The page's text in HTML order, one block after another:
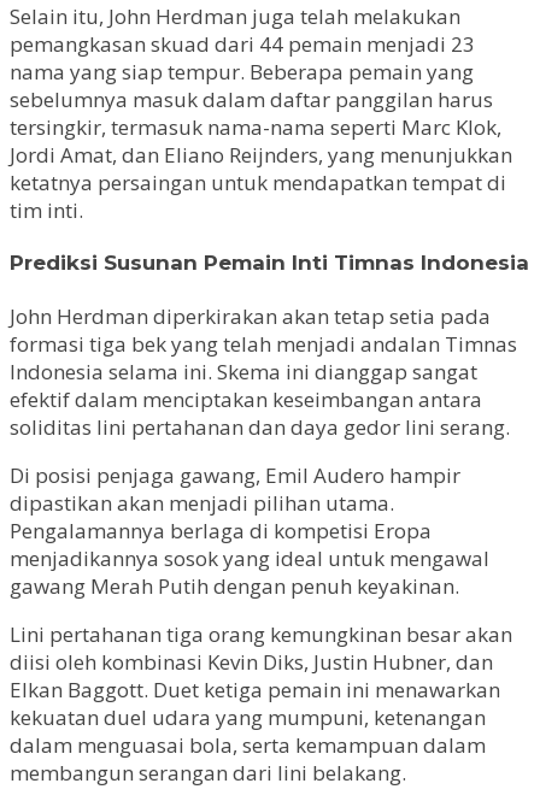
Selain itu, John Herdman juga telah melakukan
pemangkasan skuad dari 44 pemain menjadi 23
nama yang siap tempur. Beberapa pemain yang
sebelumnya masuk dalam daftar panggilan harus
tersingkir, termasuk nama-nama seperti Marc Klok,
Jordi Amat, dan Eliano Reijnders, yang menunjukkan
ketatnya persaingan untuk mendapatkan tempat di
tim inti.
Prediksi Susunan Pemain Inti Timnas Indonesia
John Herdman diperkirakan akan tetap setia pada
formasi tiga bek yang telah menjadi andalan Timnas
Indonesia selama ini. Skema ini dianggap sangat
efektif dalam menciptakan keseimbangan antara
soliditas lini pertahanan dan daya gedor lini serang.
Di posisi penjaga gawang, Emil Audero hampir
dipastikan akan menjadi pilihan utama.
Pengalamannya berlaga di kompetisi Eropa
menjadikannya sosok yang ideal untuk mengawal
gawang Merah Putih dengan penuh keyakinan.
Lini pertahanan tiga orang kemungkinan besar akan
diisi oleh kombinasi Kevin Diks, Justin Hubner, dan
Elkan Baggott. Duet ketiga pemain ini menawarkan
kekuatan duel udara yang mumpuni, ketenangan
dalam menguasai bola, serta kemampuan dalam
membangun serangan dari lini belakang.